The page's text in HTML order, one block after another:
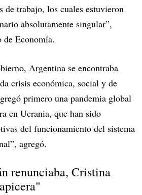
de trabajo, los cuales estuvieron
absolutamente singular”,
Economía.
Argentina se encontraba
crisis económica, social y de
primero una pandemia global
en Ucrania, que han sido
del funcionamiento del sistema
agregó.
renunciaba, Cristina